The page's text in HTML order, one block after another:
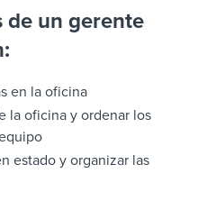
de un gerente
en la oficina
la oficina y ordenar los
estado y organizar las